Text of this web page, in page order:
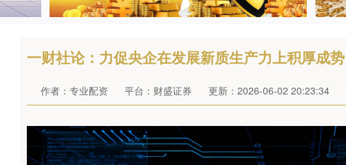
一财社论：力促央企在发展新质生产力上积厚成势
作者：专业配资 平台：财盛证券 更新：2026-06-02 20:23:34